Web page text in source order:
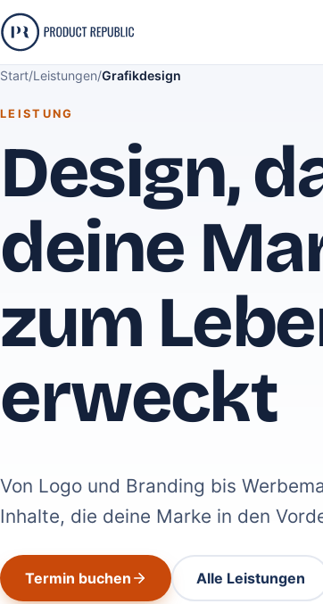
Start/Leistungen/Grafikdesign
LEISTUNG
Design,
deine
zum
erweckt
Von Logo und Branding bis
Inhalte, die deine Marke in den
Termin buchen Alle Leistungen